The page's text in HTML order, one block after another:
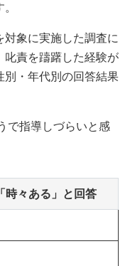
象に実施した調査に
叱責を躊躇した経験が
別・年代別の回答結果
で指導しづらいと感
時々ある」と回答